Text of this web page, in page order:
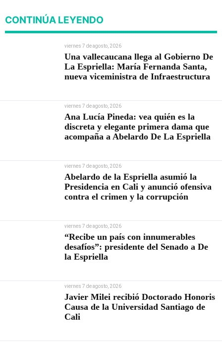
CONTINÚA LEYENDO
viernes 7 de agosto, 2026
Una vallecaucana llega al Gobierno De
La Espriella: María Fernanda Santa,
nueva viceministra de Infraestructura
viernes 7 de agosto, 2026
Ana Lucía Pineda: vea quién es la
discreta y elegante primera dama que
acompaña a Abelardo De La Espriella
viernes 7 de agosto, 2026
Abelardo de la Espriella asumió la
Presidencia en Cali y anunció ofensiva
contra el crimen y la corrupción
viernes 7 de agosto, 2026
“Recibe un país con innumerables
desafíos”: presidente del Senado a De
la Espriella
viernes 7 de agosto, 2026
Javier Milei recibió Doctorado Honoris
Causa de la Universidad Santiago de
Cali